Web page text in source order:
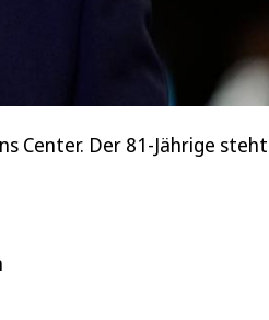
Center. Der 81-Jährige